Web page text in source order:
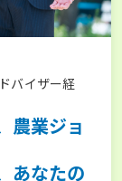
バイザー経
農業ジョ
あなたの